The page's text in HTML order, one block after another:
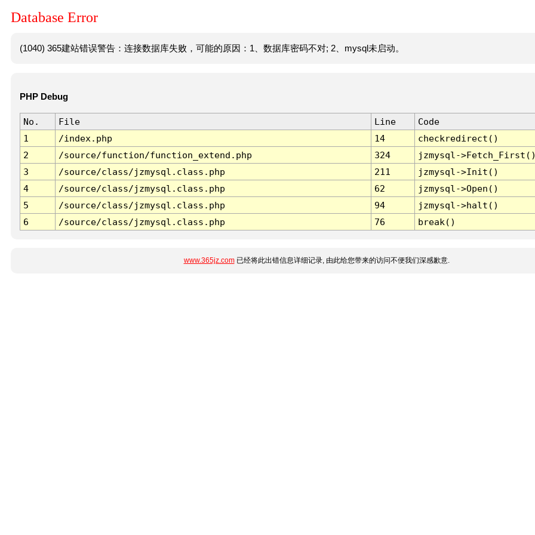
Database Error
(1040) 365建站错误警告：连接数据库失败，可能的原因：1、数据库密码不对; 2、mysql未启动。
PHP Debug
No. File Line
Code
1
/index.php 14
checkredirect()
2
/source/function/function_extend.php 324
jzmysql-
3
/source/class/jzmysql.class.php 211
jzmysql->Init()
4
/source/class/jzmysql.class.php 62
jzmysql->Open()
5
/source/class/jzmysql.class.php 94
jzmysql->halt()
6
/source/class/jzmysql.class.php 76 break()
www.365jz.com已经将此出错信息详细记录, 由此给您带来的访问不便我们深感歉意.